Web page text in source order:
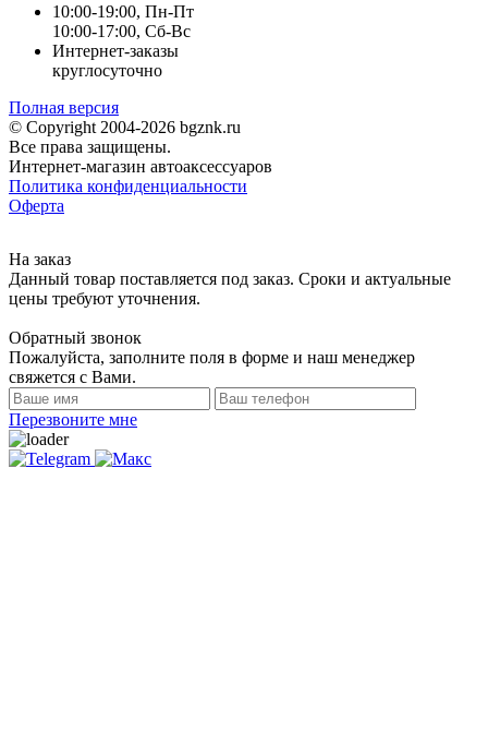
10:00-19:00, Пн-Пт
10:00-17:00, Сб-Вс
Интернет-заказы
круглосуточно
Полная версия
© Copyright 2004-2026 bgznk.ru
Все права защищены.
Интернет-магазин автоаксессуаров
Политика конфиденциальности
Оферта
На заказ
Данный товар поставляется под заказ. Сроки и актуальные
цены требуют уточнения.
Обратный звонок
Пожалуйста, заполните поля в форме и наш менеджер
свяжется с Вами.
Перезвоните мне